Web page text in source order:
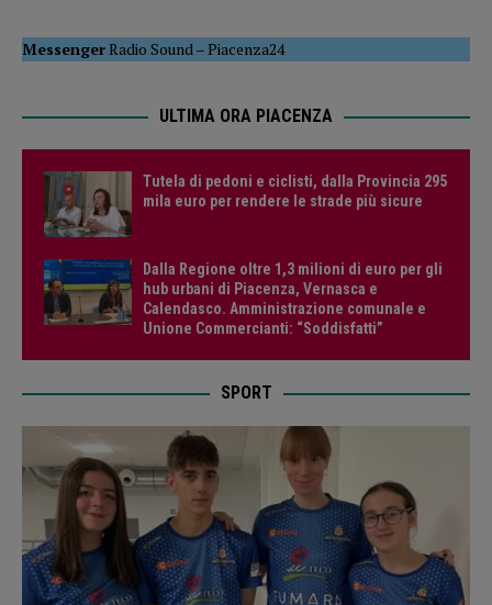
MessengerRadio Sound–Piacenza24
ULTIMA ORA PIACENZA
Tutela di pedoni e ciclisti, dalla Provincia 295
mila euro per rendere le strade più sicure
Dalla Regione oltre 1,3 milioni di euro per gli
hub urbani di Piacenza, Vernasca e
Calendasco. Amministrazione comunale e
Unione Commercianti: “Soddisfatti”
SPORT